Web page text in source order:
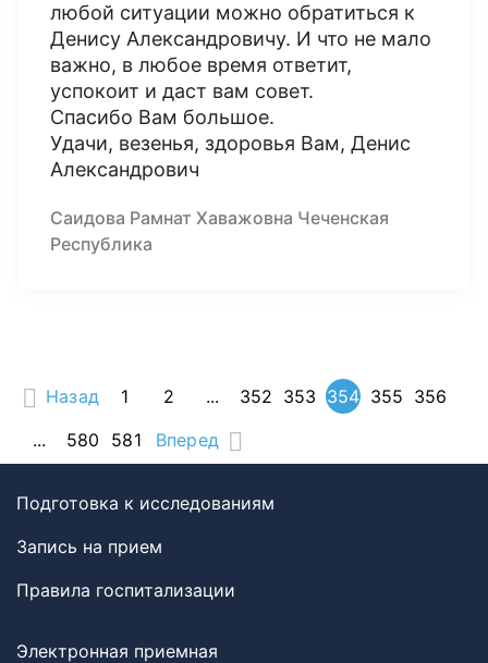
любой ситуации можно обратиться к
Денису Александровичу. И что не мало
важно, в любое время ответит,
успокоит и даст вам совет.
Спасибо Вам большое.
Удачи, везенья, здоровья Вам, Денис
Александрович
Саидова Рамнат Хаважовна Чеченская
Республика
Назад 1 2 ... 352 353 354 355 356
...
580 581 Вперед
Подготовка к исследованиям
Запись на прием
Правила госпитализации
Электронная приемная